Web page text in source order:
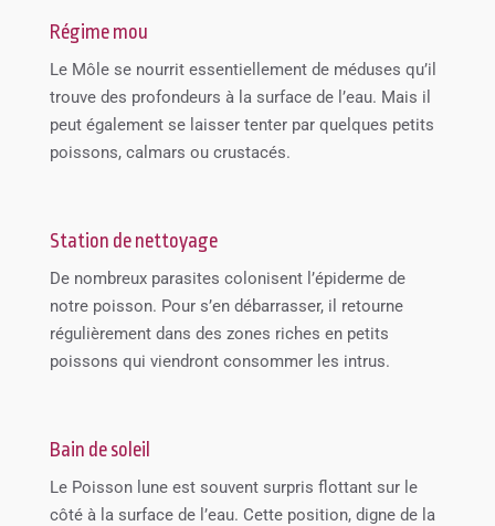
Régime mou
Le Môle se nourrit essentiellement de méduses qu’il
trouve des profondeurs à la surface de l’eau. Mais il
peut également se laisser tenter par quelques petits
poissons, calmars ou crustacés.
Station de nettoyage
De nombreux parasites colonisent l’épiderme de
notre poisson. Pour s’en débarrasser, il retourne
régulièrement dans des zones riches en petits
poissons qui viendront consommer les intrus.
Bain de soleil
Le Poisson lune est souvent surpris flottant sur le
côté à la surface de l’eau. Cette position, digne de la